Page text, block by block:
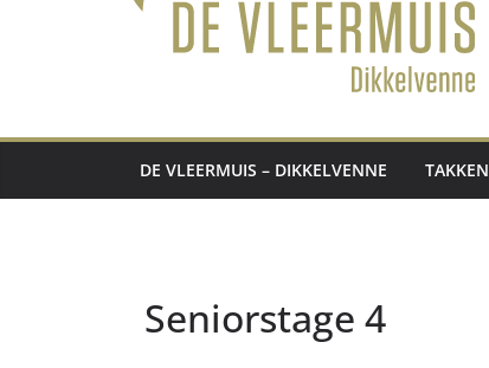
DE VLEERMUIS – DIKKELVENNE TAKKEN
Seniorstage 4